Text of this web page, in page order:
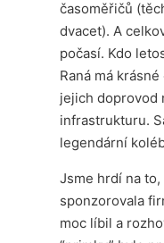
časoměřičů
dvacet). A
počasí. Kdo
Raná má
jejich doprovod
infrastrukturu.
legendární
Jsme hrdí na
sponzorovala
moc líbil a